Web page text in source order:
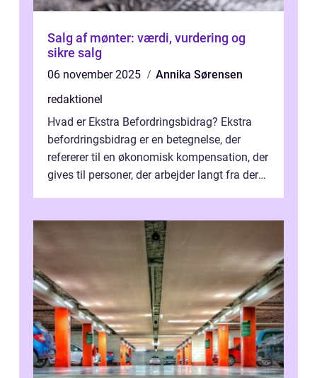
Salg af mønter: værdi, vurdering og
sikre salg
06 november 2025
Annika Sørensen
redaktionel
Hvad er Ekstra Befordringsbidrag? Ekstra
befordringsbidrag er en betegnelse, der
refererer til en økonomisk kompensation, der
gives til personer, der arbejder langt fra deres